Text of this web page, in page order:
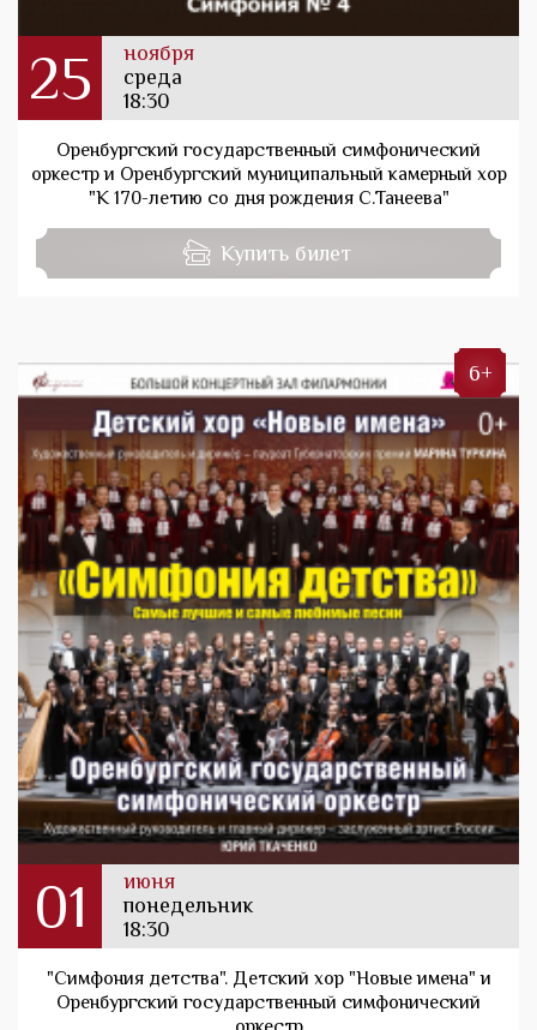
25
ноября
среда
18:30
Оренбургский государственный симфонический
оркестр и Оренбургский муниципальный камерный хор
"К 170-летию со дня рождения С.Танеева"
Купить билет
6+
01
июня
понедельник
18:30
"Симфония детства". Детский хор "Новые имена" и
Оренбургский государственный симфонический